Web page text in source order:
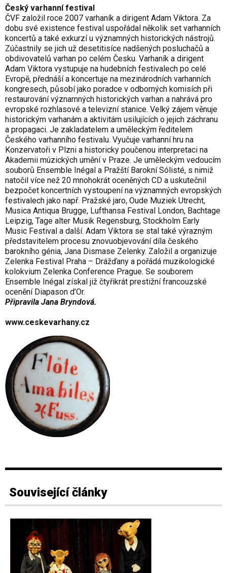
Český varhanní festival
ČVF založil roce 2007 varhaník a dirigent Adam Viktora. Za
dobu své existence festival uspořádal několik set varhanních
koncertů a také exkurzí u významných historických nástrojů.
Zúčastnily se jich už desetitisíce nadšených posluchačů a
obdivovatelů varhan po celém Česku. Varhaník a dirigent
Adam Viktora vystupuje na hudebních festivalech po celé
Evropě, přednáší a koncertuje na mezinárodních varhanních
kongresech, působí jako poradce v odborných komisích při
restaurování významných historických varhan a nahrává pro
evropské rozhlasové a televizní stanice. Velký zájem věnuje
historickým varhanám a aktivitám usilujících o jejich záchranu
a propagaci. Je zakladatelem a uměleckým ředitelem
Českého varhanního festivalu. Vyučuje varhanní hru na
Konzervatoři v Plzni a historicky poučenou interpretaci na
Akademii múzických umění v Praze. Je uměleckým vedoucím
souborů Ensemble Inégal a Pražští Barokní Sólisté, s nimiž
natočil více než 20 mnohokrát oceněných CD a uskutečnil
bezpočet koncertních vystoupení na významných evropských
festivalech jako např. Pražské jaro, Oude Muziek Utrecht,
Musica Antiqua Brugge, Lufthansa Festival London, Bachtage
Leipzig, Tage alter Musik Regensburg, Stockholm Early
Music Festival a další. Adam Viktora se stal také výrazným
představitelem procesu znovuobjevování díla českého
barokního génia, Jana Dismase Zelenky. Založil a organizuje
Zelenka Festival Praha – Drážďany a pořádá muzikologické
kolokvium Zelenka Conference Prague. Se souborem
Ensemble Inégal získal již čtyřikrát prestižní francouzské
ocenění Diapason d’Or.
Připravila Jana Bryndová.
www.ceskevarhany.cz
Související články